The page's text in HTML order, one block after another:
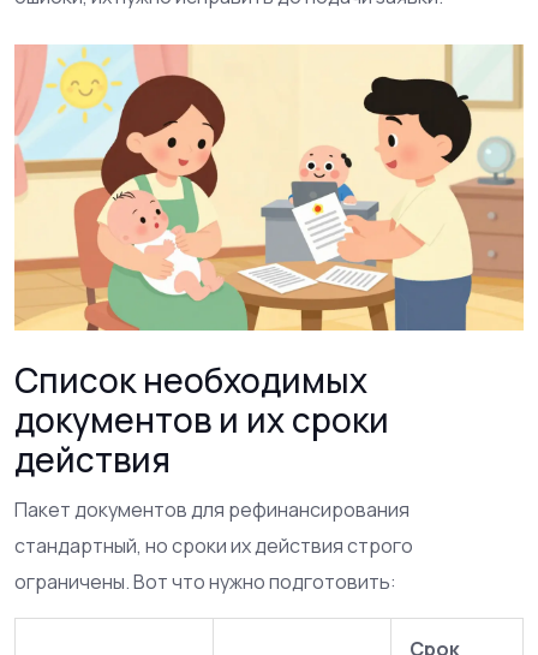
Список необходимых
документов и их сроки
действия
Пакет документов для рефинансирования
стандартный, но сроки их действия строго
ограничены. Вот что нужно подготовить:
Срок